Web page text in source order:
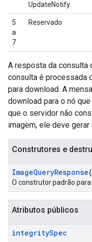
UpdateNotify.
5
a
7
Reservado
A resposta da consulta
consulta é processada
para download. A
download para o nó
que o servidor não
imagem, ele deve
Construtores e
ImageQueryResponse
O construtor padrão para
Atributos públicos
integritySpec